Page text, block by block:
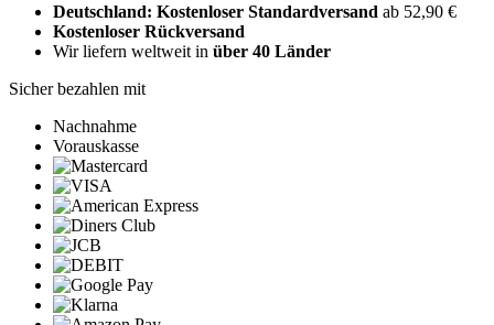
Deutschland: Kostenloser Standardversand ab 52,90 €
Kostenloser Rückversand
Wir liefern weltweit in über 40 Länder
Sicher bezahlen mit
Nachnahme
Vorauskasse